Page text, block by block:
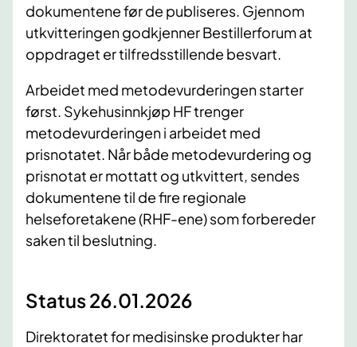
dokumentene før de publiseres. Gjennom
utkvitteringen godkjenner Bestillerforum at
oppdraget er tilfredsstillende besvart.
Arbeidet med metodevurderingen starter
først. Sykehusinnkjøp HF trenger
metodevurderingen i arbeidet med
prisnotatet. Når både metodevurdering og
prisnotat er mottatt og utkvittert, sendes
dokumentene til de fire regionale
helseforetakene (RHF-ene) som forbereder
saken til beslutning.
Status 26.01.2026
Direktoratet for medisinske produkter har